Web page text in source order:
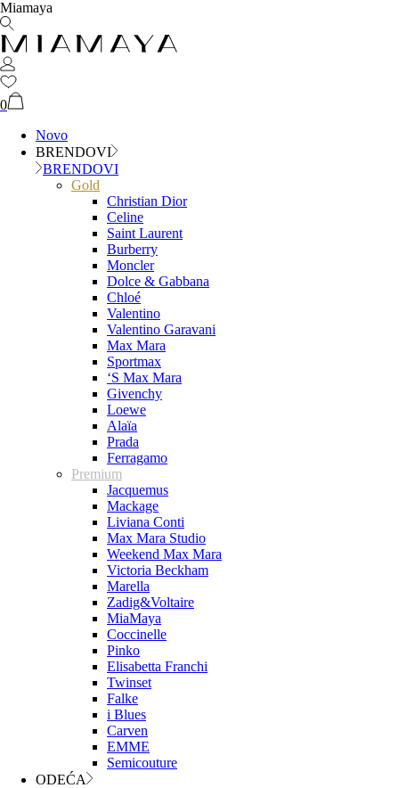
Miamaya
0
Novo
BRENDOVI
BRENDOVI
Gold
Christian Dior
Celine
Saint Laurent
Burberry
Moncler
Dolce & Gabbana
Chloé
Valentino
Valentino Garavani
Max Mara
Sportmax
‘S Max Mara
Givenchy
Loewe
Alaïa
Prada
Ferragamo
Premium
Jacquemus
Mackage
Liviana Conti
Max Mara Studio
Weekend Max Mara
Victoria Beckham
Marella
Zadig&Voltaire
MiaMaya
Coccinelle
Pinko
Elisabetta Franchi
Twinset
Falke
i Blues
Carven
EMME
Semicouture
ODEĆA